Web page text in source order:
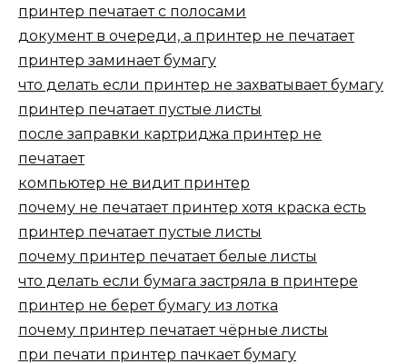
принтер печатает с полосами
документ в очереди, а принтер не печатает
принтер заминает бумагу
что делать если принтер не захватывает бумагу
принтер печатает пустые листы
после заправки картриджа принтер не
печатает
компьютер не видит принтер
почему не печатает принтер хотя краска есть
принтер печатает пустые листы
почему принтер печатает белые листы
что делать если бумага застряла в принтере
принтер не берет бумагу из лотка
почему принтер печатает чёрные листы
при печати принтер пачкает бумагу